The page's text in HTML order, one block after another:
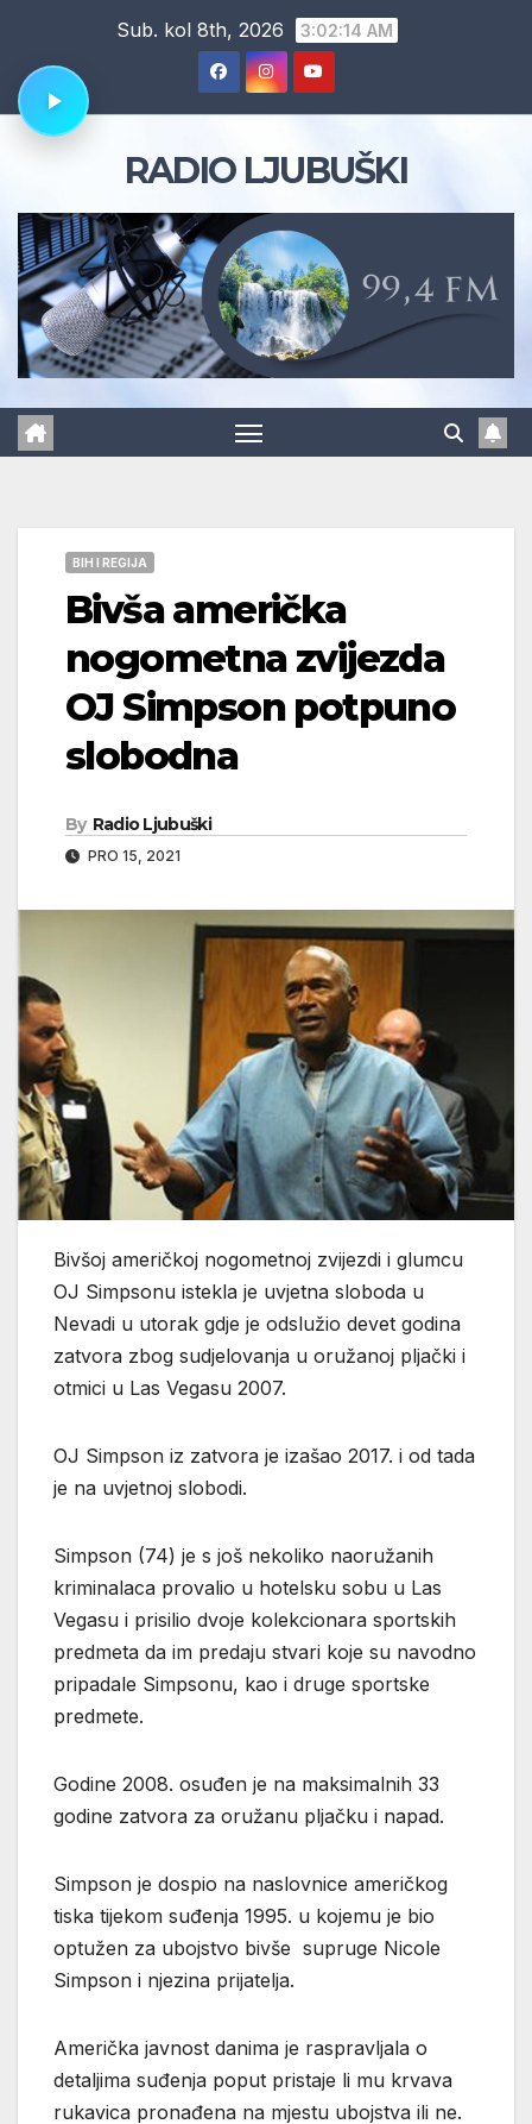
content
Sub. kol 8th, 2026 3:02:15 AM
RADIO LJUBUŠKI
BIH I REGIJA
Bivša američka
nogometna zvijezda
OJ Simpson potpuno
slobodna
By Radio Ljubuški
PRO 15, 2021
Bivšoj američkoj nogometnoj zvijezdi i glumcu
OJ Simpsonu istekla je uvjetna sloboda u
Nevadi u utorak gdje je odslužio devet godina
zatvora zbog sudjelovanja u oružanoj pljački i
otmici u Las Vegasu 2007.
OJ Simpson iz zatvora je izašao 2017. i od tada
je na uvjetnoj slobodi.
Simpson (74) je s još nekoliko naoružanih
kriminalaca provalio u hotelsku sobu u Las
Vegasu i prisilio dvoje kolekcionara sportskih
predmeta da im predaju stvari koje su navodno
pripadale Simpsonu, kao i druge sportske
predmete.
Godine 2008. osuđen je na maksimalnih 33
godine zatvora za oružanu pljačku i napad.
Simpson je dospio na naslovnice američkog
tiska tijekom suđenja 1995. u kojemu je bio
optužen za ubojstvo bivše supruge Nicole
Simpson i njezina prijatelja.
Američka javnost danima je raspravljala o
detaljima suđenja poput pristaje li mu krvava
rukavica pronađena na mjestu ubojstva ili ne.